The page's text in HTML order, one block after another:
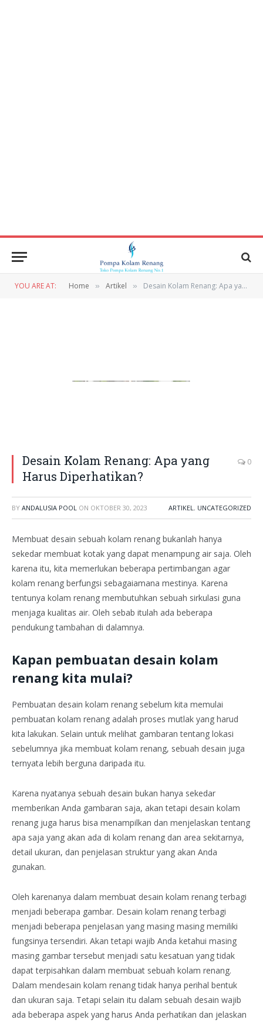
YOU ARE AT: Home » Artikel » Desain Kolam Renang: Apa yang Harus Diperhatikan?
Desain Kolam Renang: Apa yang
Harus Diperhatikan?
0
BY ANDALUSIA POOL ON OKTOBER 30, 2023 ARTIKEL, UNCATEGORIZED
Membuat desain sebuah kolam renang bukanlah hanya
sekedar membuat kotak yang dapat menampung air saja. Oleh
karena itu, kita memerlukan beberapa pertimbangan agar
kolam renang berfungsi sebagaiamana mestinya. Karena
tentunya kolam renang membutuhkan sebuah sirkulasi guna
menjaga kualitas air. Oleh sebab itulah ada beberapa
pendukung tambahan di dalamnya.
Kapan pembuatan desain kolam
renang kita mulai?
Pembuatan desain kolam renang sebelum kita memulai
pembuatan kolam renang adalah proses mutlak yang harud
kita lakukan. Selain untuk melihat gambaran tentang lokasi
sebelumnya jika membuat kolam renang, sebuah desain juga
ternyata lebih berguna daripada itu.
Karena nyatanya sebuah desain bukan hanya sekedar
memberikan Anda gambaran saja, akan tetapi desain kolam
renang juga harus bisa menampilkan dan menjelaskan tentang
apa saja yang akan ada di kolam renang dan area sekitarnya,
detail ukuran, dan penjelasan struktur yang akan Anda
gunakan.
Oleh karenanya dalam membuat desain kolam renang terbagi
menjadi beberapa gambar. Desain kolam renang terbagi
menjadi beberapa penjelasan yang masing masing memiliki
fungsinya tersendiri. Akan tetapi wajib Anda ketahui masing
masing gambar tersebut menjadi satu kesatuan yang tidak
dapat terpisahkan dalam membuat sebuah kolam renang.
Dalam mendesain kolam renang tidak hanya perihal bentuk
dan ukuran saja. Tetapi selain itu dalam sebuah desain wajib
ada beberapa aspek yang harus Anda perhatikan dan jelaskan